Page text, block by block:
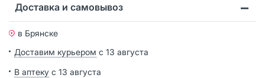
Доставка и самовывоз
в Брянске
Доставим курьером с 13 августа
В аптеку с 13 августа